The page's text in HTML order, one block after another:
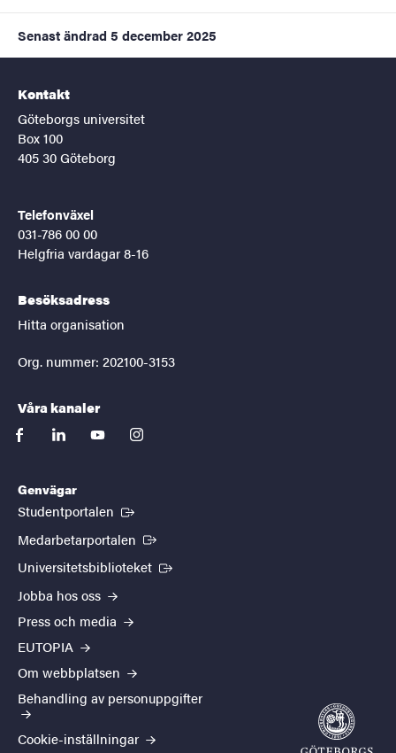
Senast ändrad 5 december 2025
Kontakt
Göteborgs universitet
Box 100
405 30 Göteborg
Telefonväxel
031-786 00 00
Helgfria vardagar 8-16
Besöksadress
Hitta organisation
Org. nummer: 202100-3153
Våra kanaler
facebooklinkedinyoutubeinstagram
Genvägar
Studentportalen (Extern länk)
Medarbetarportalen (Extern länk)
Universitetsbiblioteket (Extern länk)
Jobba hos oss
Press och media
EUTOPIA
Om webbplatsen
Behandling av personuppgifter
Cookie-inställningar